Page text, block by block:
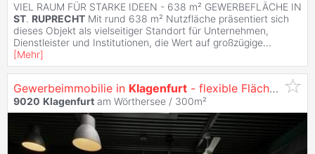
VIEL RAUM FÜR STARKE IDEEN - 638 m² GEWERBEFLÄCHE IN
ST. RUPRECHT Mit rund 638 m² Nutzfläche präsentiert sich
dieses Objekt als vielseitiger Standort für Unternehmen,
Dienstleister und Institutionen, die Wert auf großzügige...
[Mehr]
Gewerbeimmobilie in Klagenfurt - flexible Fläche zwischen 200 m² - 300 m² individuell Nutzbar
9020 Klagenfurt am Wörthersee / 300m²